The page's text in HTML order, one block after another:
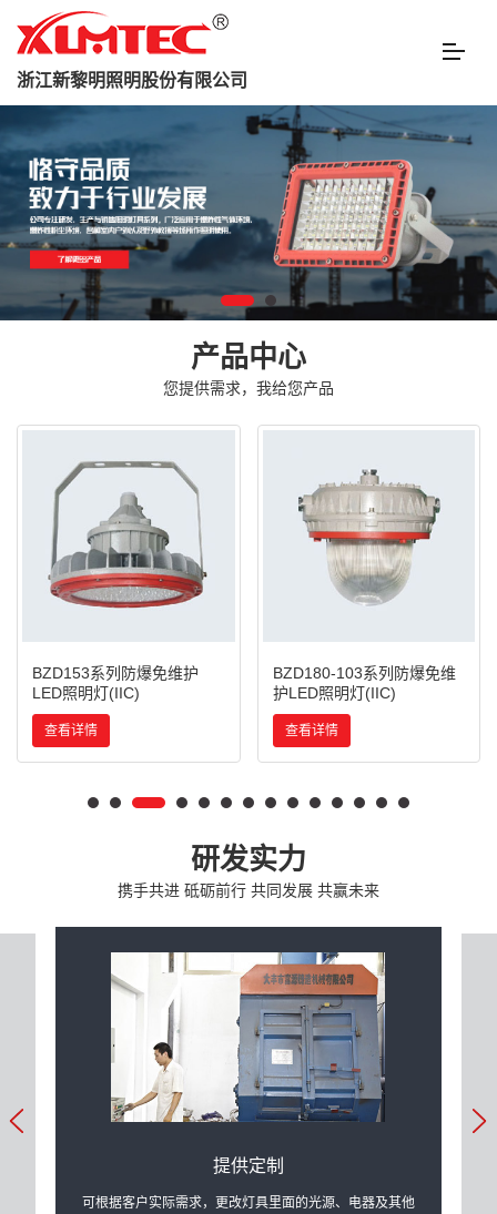
浙江新黎明照明股份有限公司
产品中心
您提供需求，我给您产品
BZD153系列防爆免维护
LED照明灯(IIC)
查看详情
BZD180-103系列防爆免维
护LED照明灯(IIC)
查看详情
研发实力
携手共进 砥砺前行 共同发展 共赢未来
提供定制
可根据客户实际需求，更改灯具里面的光源、电器及其他